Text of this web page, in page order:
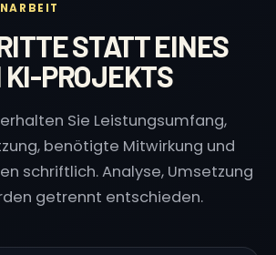
STATT EINES
KI-PROJEKTS
Sie Leistungsumfang,
benötigte Mitwirkung und
schriftlich. Analyse, Umsetzung
getrennt entschieden.